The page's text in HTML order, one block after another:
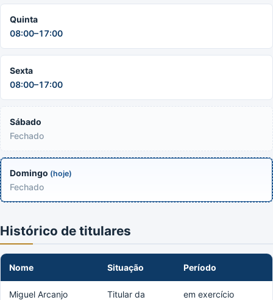
Quinta
08:00–17:00
Sexta
08:00–17:00
Sábado
Fechado
Domingo (hoje)
Fechado
Histórico de titulares
Nome Situação Período
Miguel Arcanjo
Titular da
em exercício